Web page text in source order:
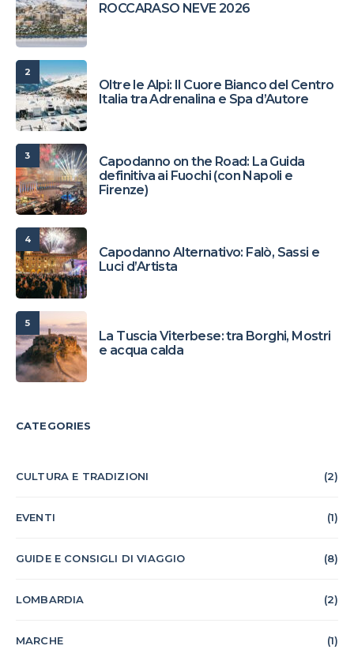
ROCCARASO NEVE 2026
2
Oltre le Alpi: Il Cuore Bianco del Centro
Italia tra Adrenalina e Spa d’Autore
3
Capodanno on the Road: La Guida
definitiva ai Fuochi (con Napoli e
Firenze)
4
Capodanno Alternativo: Falò, Sassi e
Luci d’Artista
5
La Tuscia Viterbese: tra Borghi, Mostri
e acqua calda
CATEGORIES
CULTURA E TRADIZIONI (2)
EVENTI (1)
GUIDE E CONSIGLI DI VIAGGIO (8)
LOMBARDIA (2)
MARCHE (1)